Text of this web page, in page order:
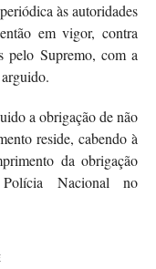
às autoridades
em vigor, contra
pelo Supremo, com a
a obrigação de não
reside, cabendo à
da obrigação
Nacional no